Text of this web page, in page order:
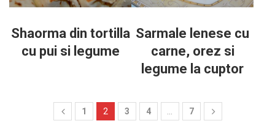
Shaorma din tortilla
cu pui si legume
Sarmale lenese cu
carne, orez si
legume la cuptor
1 2 3 4 7